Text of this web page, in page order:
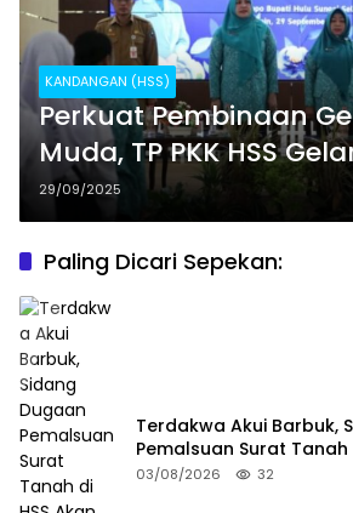
KANDANGAN (HSS)
Perkuat Pembinaan
Muda, TP PKK HSS
Penyuluhan PAR dan
29/09/2025
Paling Dicari Sepekan:
Terdakwa Akui Barbuk,
Pemalsuan Surat Tanah
Berlanjut Tuntutan JPU
03/08/2026 32